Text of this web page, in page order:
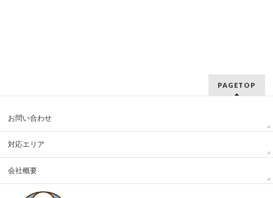
PAGETOP
お問い合わせ
対応エリア
会社概要